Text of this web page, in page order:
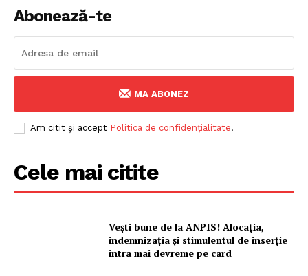
Abonează-te
MA ABONEZ
Am citit și accept Politica de confidențialitate.
Cele mai citite
Vești bune de la ANPIS! Alocația,
indemnizația și stimulentul de inserție
intra mai devreme pe card